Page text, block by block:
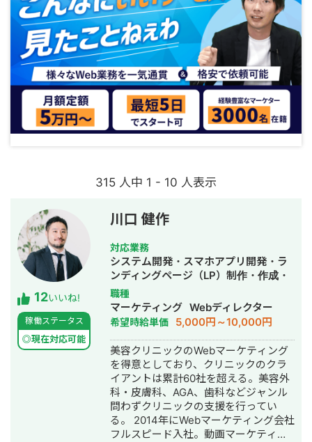
315 人中 1 - 10 人表示
12いいね!
稼働ステータス
◎現在対応可能
川口 健作
対応業務
システム開発・スマホアプリ開発・ラ
ンディングページ（LP）制作・作成・
Youtubeチャンネル運営代行・立ち上
げ・ECサイト構築・ネットショップ作
成代行・SEO対策・新規事業立上・
SNS運用代行・記事作成代行・ライテ
ィング・ホームページ制作・作成・バ
ナー制作・デザイン・ロゴデザイン・
作成・リスティング広告運用代行・オ
ウンドメディア制作・構築・運用代
行・動画制作・動画編集・営業代行
職種
マーケティング Webディレクター
希望時給単価 5,000円～10,000円
美容クリニックのWebマーケティング
を得意としており、クリニックのクラ
イアントは累計60社を超える。美容外
科・皮膚科、AGA、歯科などジャンル
問わずクリニックの支援を行ってい
る。 2014年にWebマーケティング会社
フルスピード入社。動画マーケティン